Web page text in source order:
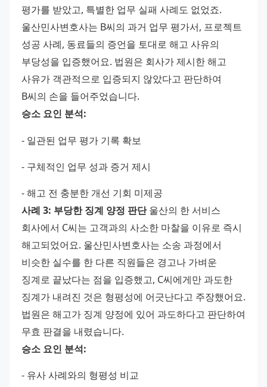
평가를 받았고, 특별한 업무 실패 사례도 없었죠.
울산민사변호사는 B씨의 과거 업무 평가서, 프로젝트
성공 사례, 동료들의 증언을 토대로 해고 사유의
부당성을 입증했어요. 법원은 회사가 제시한 해고
사유가 객관적으로 입증되지 않았다고 판단하여
B씨의 손을 들어주었습니다.
승소 요인 분석:
- 일관된 업무 평가 기록 확보
- 구체적인 업무 성과 증거 제시
- 해고 전 충분한 개선 기회 미제공
사례 3: 부당한 징계 양정 판단 울산의 한 서비스
회사에서 C씨는 고객과의 사소한 마찰을 이유로 즉시
해고되었어요. 울산민사변호사는 소송 과정에서
비슷한 실수를 한 다른 직원들은 경고나 가벼운
징계로 끝났다는 점을 입증했고, C씨에게만 과도한
징계가 내려진 것은 형평성에 어긋난다고 주장했어요.
법원은 해고가 징계 양정에 있어 과도하다고 판단하여
무효 판결을 내렸습니다.
승소 요인 분석:
- 유사 사례와의 형평성 비교